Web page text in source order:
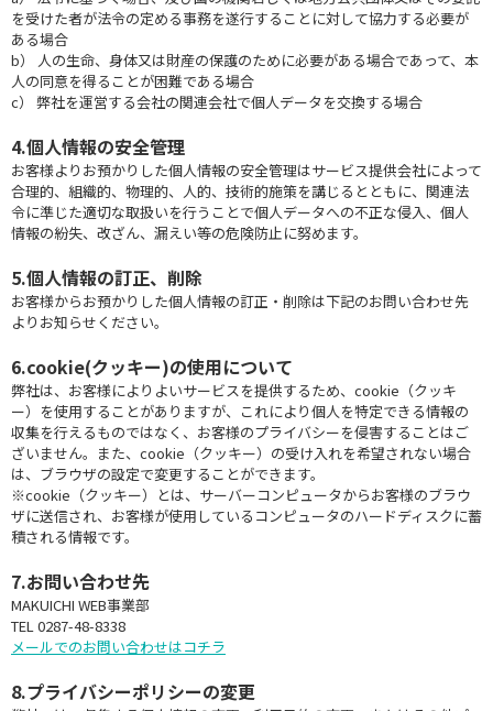
を受けた者が法令の定める事務を遂行することに対して協力する必要が
ある場合
b） 人の生命、身体又は財産の保護のために必要がある場合であって、本
人の同意を得ることが困難である場合
c） 弊社を運営する会社の関連会社で個人データを交換する場合
4.個人情報の安全管理
お客様よりお預かりした個人情報の安全管理はサービス提供会社によって
合理的、組織的、物理的、人的、技術的施策を講じるとともに、関連法
令に準じた適切な取扱いを行うことで個人データへの不正な侵入、個人
情報の紛失、改ざん、漏えい等の危険防止に努めます。
5.個人情報の訂正、削除
お客様からお預かりした個人情報の訂正・削除は下記のお問い合わせ先
よりお知らせください。
6.cookie(クッキー)の使用について
弊社は、お客様によりよいサービスを提供するため、cookie（クッキ
ー）を使用することがありますが、これにより個人を特定できる情報の
収集を行えるものではなく、お客様のプライバシーを侵害することはご
ざいません。また、cookie（クッキー）の受け入れを希望されない場合
は、ブラウザの設定で変更することができます。
※cookie（クッキー）とは、サーバーコンピュータからお客様のブラウ
ザに送信され、お客様が使用しているコンピュータのハードディスクに蓄
積される情報です。
7.お問い合わせ先
MAKUICHI WEB事業部
TEL 0287-48-8338
メールでのお問い合わせはコチラ
8.プライバシーポリシーの変更